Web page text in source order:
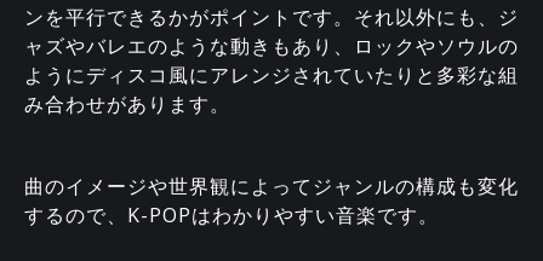
ンを平行できるかがポイントです。それ以外にも、ジ
ャズやバレエのような動きもあり、ロックやソウルの
ようにディスコ風にアレンジされていたりと多彩な組
み合わせがあります。
曲のイメージや世界観によってジャンルの構成も変化
するので、K-POPはわかりやすい音楽です。